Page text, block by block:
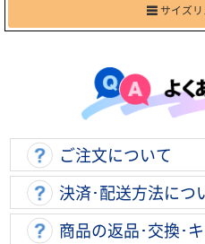
サイズ
ご注文について
決済･配送方法につ
商品の返品･交換･